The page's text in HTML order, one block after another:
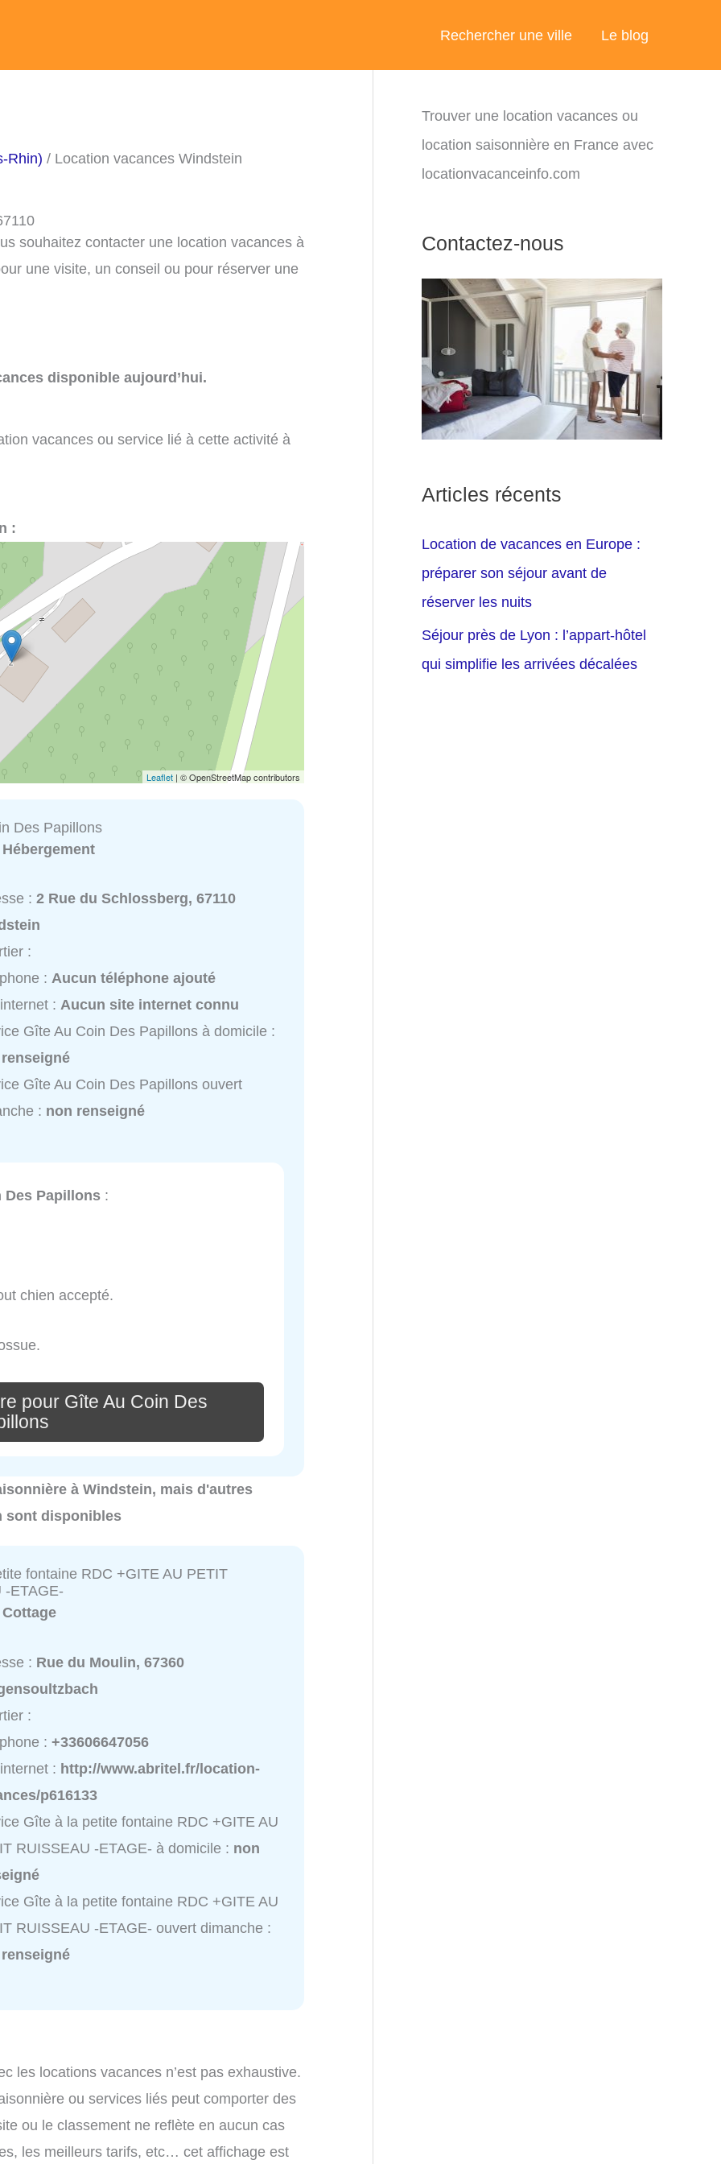
Rechercher une ville Le blog
Rhin) / Location vacances Windstein
souhaitez contacter une location vacances à
une visite, un conseil ou pour réserver une
disponible aujourd’hui.
vacances ou service lié à cette activité à
:
Leaflet | © OpenStreetMap contributors
Des Papillons
Hébergement
:2 Rue du Schlossberg, 67110
:
:Aucun téléphone ajouté
:Aucun site internet connu
Gîte Au Coin Des Papillons à domicile :
Gîte Au Coin Des Papillons ouvert
: non renseigné
Des Papillons :
chien accepté.
pour Gîte Au Coin Des
à Windstein, mais d'autres
sont disponibles
fontaine RDC +GITE AU PETIT
-ETAGE-
Cottage
: Rue du Moulin, 67360
:
:+33606647056
: http://www.abritel.fr/location-
p616133
Gîte à la petite fontaine RDC +GITE AU
RUISSEAU -ETAGE- à domicile : non
Gîte à la petite fontaine RDC +GITE AU
RUISSEAU -ETAGE- ouvert dimanche :
les locations vacances n’est pas exhaustive.
ou services liés peut comporter des
ou le classement ne reflète en aucun cas
les meilleurs tarifs, etc… cet affichage est
Trouver une location vacances ou
location saisonnière en France avec
locationvacanceinfo.com
Contactez-nous
Articles récents
Location de vacances en Europe :
préparer son séjour avant de
réserver les nuits
Séjour près de Lyon : l’appart-hôtel
qui simplifie les arrivées décalées